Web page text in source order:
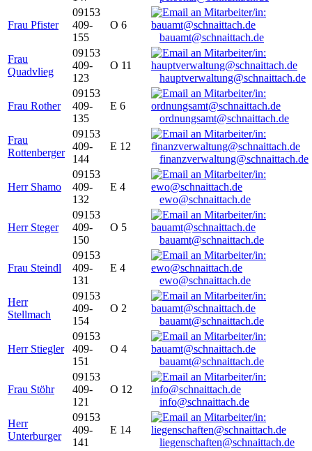
Frau Pfister
09153
409-
155
O 6
bauamt@schnaittach.de
Frau
Quadvlieg
09153
409-
123
O 11
hauptverwaltung@schnaittach.de
Frau Rother
09153
409-
135
E 6
ordnungsamt@schnaittach.de
Frau
Rottenberger
09153
409-
144
E 12
finanzverwaltung@schnaittach.de
Herr Shamo
09153
409-
132
E 4
ewo@schnaittach.de
Herr Steger
09153
409-
150
O 5
bauamt@schnaittach.de
Frau Steindl
09153
409-
131
E 4
ewo@schnaittach.de
Herr
Stellmach
09153
409-
154
O 2
bauamt@schnaittach.de
Herr Stiegler
09153
409-
151
O 4
bauamt@schnaittach.de
Frau Stöhr
09153
409-
121
O 12
info@schnaittach.de
Herr
Unterburger
09153
409-
141
E 14
liegenschaften@schnaittach.de